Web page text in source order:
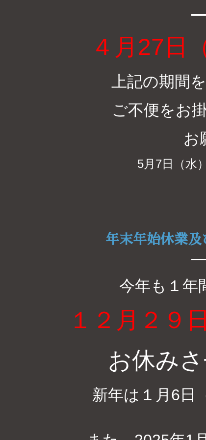
４月27日
上記の期間
ご不便をお
お
5月7日（水
年末年始休業
今年も１年
１２月２９
お休み
新年は１月6日